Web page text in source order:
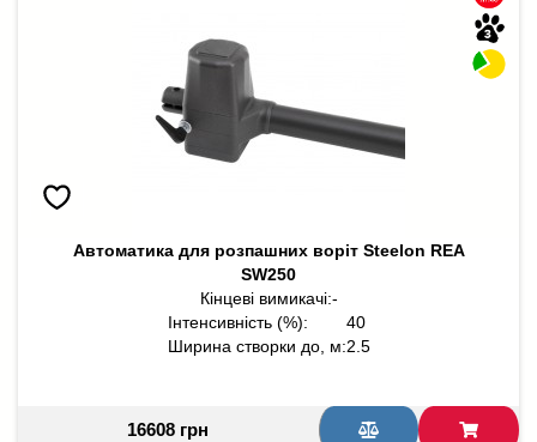
Автоматика для розпашних воріт Steelon REA
SW250
Кінцеві вимикачі:-
Інтенсивність (%):
40
Ширина створки до, м:2.5
16608 грн